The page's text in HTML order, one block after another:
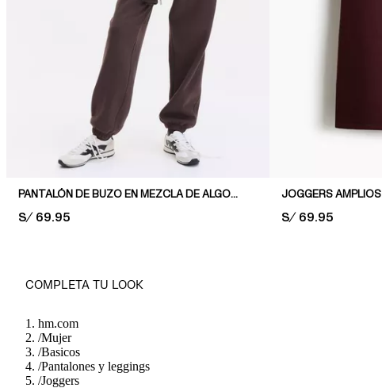
PANTALÓN DE BUZO EN MEZCLA DE ALGODÓN
PRICE:
S/ 69.95
JOGGERS AMPLIOS
PRICE:
S/ 69.95
COMPLETA TU LOOK
hm.com
/Mujer
/Basicos
/Pantalones y leggings
/Joggers